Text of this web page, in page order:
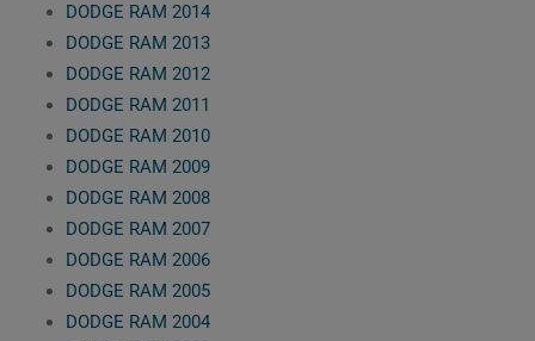
DODGE RAM 2014
DODGE RAM 2013
DODGE RAM 2012
DODGE RAM 2011
DODGE RAM 2010
DODGE RAM 2009
DODGE RAM 2008
DODGE RAM 2007
DODGE RAM 2006
DODGE RAM 2005
DODGE RAM 2004